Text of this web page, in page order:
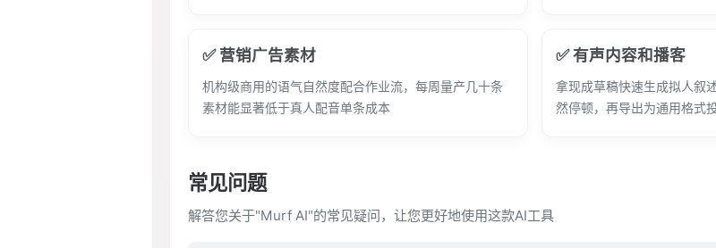
✅ 营销广告素材
机构级商用的语气自然度配合作业流，每周量产几十条
素材能显著低于真人配音单条成本
✅ 有声内容和播客
拿现成草稿快速生成拟人叙
然停顿，再导出为通用格式
常见问题
解答您关于"Murf AI"的常见疑问，让您更好地使用这款AI工具